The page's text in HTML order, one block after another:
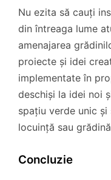
Nu ezita să cauți
din întreaga lume
amenajarea
proiecte și idei
implementate în
deschiși la idei noi
spațiu verde unic
locuință sau
Concluzie